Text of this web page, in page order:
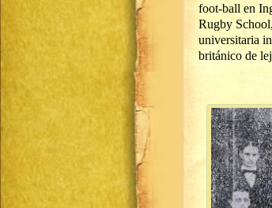
foot-ball en
Rugby
universitaria
británico de